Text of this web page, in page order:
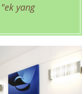
yang